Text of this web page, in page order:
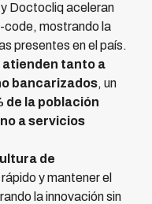
Doctocliq aceleran
code, mostrando la
presentes en el país.
atienden tanto a
bancarizados, un
de la población
a servicios
de
y mantener el
la innovación sin